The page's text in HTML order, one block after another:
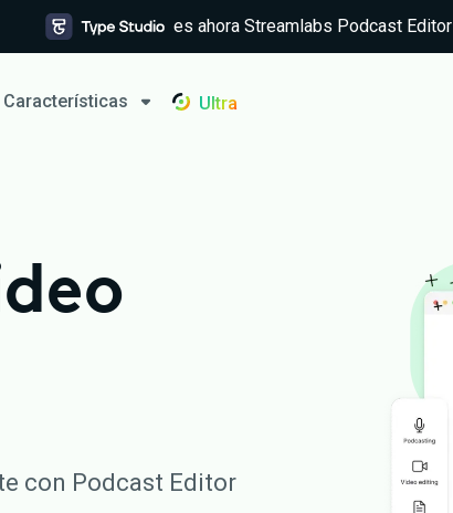
es ahora Streamlabs Podcast Editor
Características Ultra
con Podcast Editor